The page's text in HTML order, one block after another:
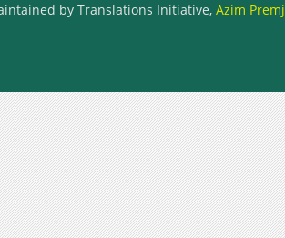
by Translations Initiative, Azim